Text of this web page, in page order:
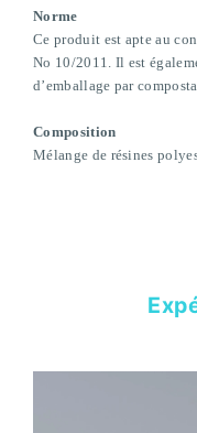
Norme
Ce produit est apte au
No 10/2011. Il est
d’emballage par
Composition
Mélange de résines